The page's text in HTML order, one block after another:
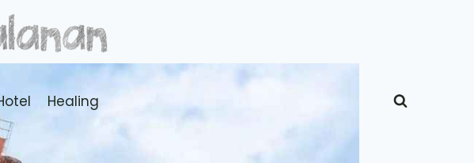
Healing